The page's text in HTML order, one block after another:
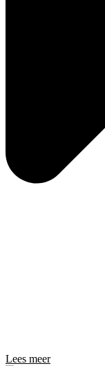
Lees meer